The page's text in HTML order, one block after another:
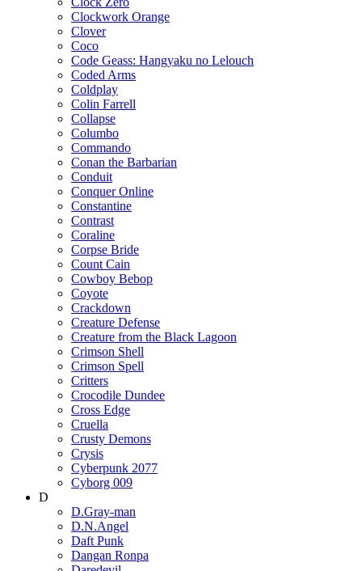
Clockwork Orange
Clover
Coco
Code Geass: Hangyaku no Lelouch
Coded Arms
Coldplay
Colin Farrell
Collapse
Columbo
Commando
Conan the Barbarian
Conduit
Conquer Online
Constantine
Contrast
Coraline
Corpse Bride
Count Cain
Cowboy Bebop
Coyote
Crackdown
Creature Defense
Creature from the Black Lagoon
Crimson Shell
Crimson Spell
Critters
Crocodile Dundee
Cross Edge
Cruella
Crusty Demons
Crysis
Cyberpunk 2077
Cyborg 009
D
D.Gray-man
D.N.Angel
Daft Punk
Dangan Ronpa